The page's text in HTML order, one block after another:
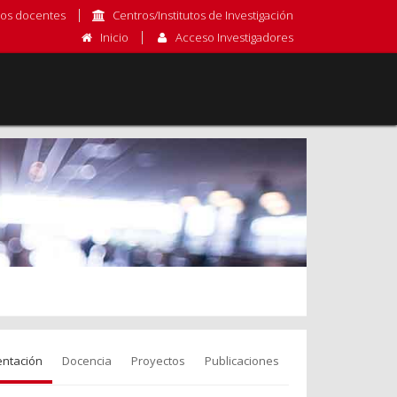
docentes
Centros/Institutos de Investigación
Inicio
Acceso Investigadores
Docencia Proyectos Publicaciones